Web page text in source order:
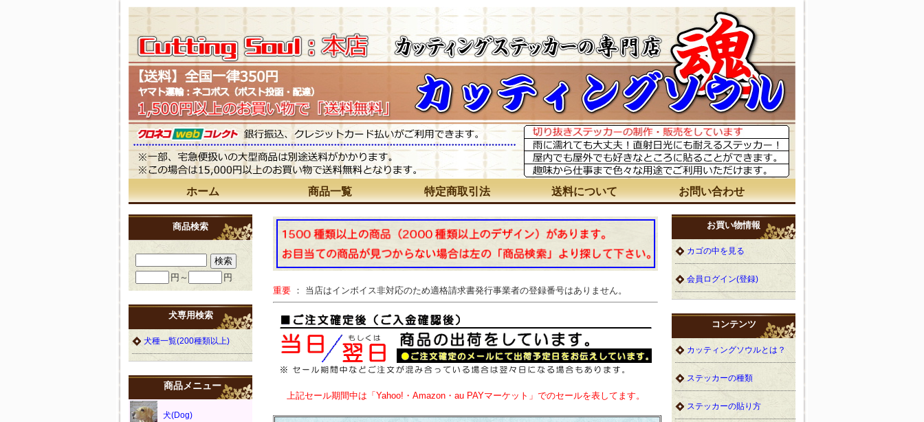
ホーム 商品一覧 特定商取引法 送料について お問い合わせ
重要 ： 当店はインボイス非対応のため適格請求書発行事業者の登録番号はありません。
上記セール期間中は「Yahoo!・Amazon・au PAYマーケット」でのセールを表してます。
商品検索
円～ 円
犬専用検索
犬種一覧(200種類以上)
商品メニュー
犬(Dog)
お買い物情報
カゴの中を見る
会員ログイン(登録)
コンテンツ
カッティングソウルとは？
ステッカーの種類
ステッカーの貼り方